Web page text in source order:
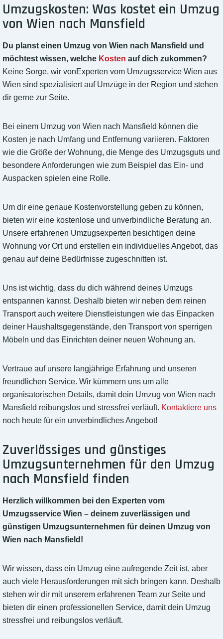
Umzugskosten: Was kostet ein Umzug
von Wien nach Mansfield
Du planst einen Umzug von Wien nach Mansfield und
möchtest wissen, welche Kosten auf dich zukommen?
Keine Sorge, wir vonExperten vom Umzugsservice Wien aus
Wien sind spezialisiert auf Umzüge in der Region und stehen
dir gerne zur Seite.
Bei einem Umzug von Wien nach Mansfield können die
Kosten je nach Umfang und Entfernung variieren. Faktoren
wie die Größe der Wohnung, die Menge des Umzugsguts und
besondere Anforderungen wie zum Beispiel das Ein- und
Auspacken spielen eine Rolle.
Um dir eine genaue Kostenvorstellung geben zu können,
bieten wir eine kostenlose und unverbindliche Beratung an.
Unsere erfahrenen Umzugsexperten besichtigen deine
Wohnung vor Ort und erstellen ein individuelles Angebot, das
genau auf deine Bedürfnisse zugeschnitten ist.
Uns ist wichtig, dass du dich während deines Umzugs
entspannen kannst. Deshalb bieten wir neben dem reinen
Transport auch weitere Dienstleistungen wie das Einpacken
deiner Haushaltsgegenstände, den Transport von sperrigen
Möbeln und das Einrichten deiner neuen Wohnung an.
Vertraue auf unsere langjährige Erfahrung und unseren
freundlichen Service. Wir kümmern uns um alle
organisatorischen Details, damit dein Umzug von Wien nach
Mansfield reibungslos und stressfrei verläuft. Kontaktiere uns
noch heute für ein unverbindliches Angebot!
Zuverlässiges und günstiges
Umzugsunternehmen für den Umzug
nach Mansfield finden
Herzlich willkommen bei den Experten vom
Umzugsservice Wien – deinem zuverlässigen und
günstigen Umzugsunternehmen für deinen Umzug von
Wien nach Mansfield!
Wir wissen, dass ein Umzug eine aufregende Zeit ist, aber
auch viele Herausforderungen mit sich bringen kann. Deshalb
stehen wir dir mit unserem erfahrenen Team zur Seite und
bieten dir einen professionellen Service, damit dein Umzug
stressfrei und reibungslos verläuft.